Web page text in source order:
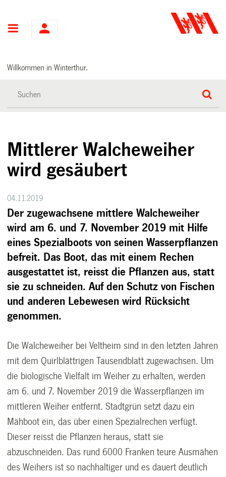
Hauptnavigation
Willkommen in Winterthur.
Mittlerer Walcheweiher
wird gesäubert
04.11.2019
Der zugewachsene mittlere Walcheweiher
wird am 6. und 7. November 2019 mit Hilfe
eines Spezialboots von seinen Wasserpflanzen
befreit. Das Boot, das mit einem Rechen
ausgestattet ist, reisst die Pflanzen aus, statt
sie zu schneiden. Auf den Schutz von Fischen
und anderen Lebewesen wird Rücksicht
genommen.
Die Walcheweiher bei Veltheim sind in den letzten Jahren
mit dem Quirlblättrigen Tausendblatt zugewachsen. Um
die biologische Vielfalt im Weiher zu erhalten, werden
am 6. und 7. November 2019 die Wasserpflanzen im
mittleren Weiher entfernt. Stadtgrün setzt dazu ein
Mähboot ein, das über einen Spezialrechen verfügt.
Dieser reisst die Pflanzen heraus, statt sie
abzuschneiden. Das rund 6000 Franken teure Ausmähen
des Weihers ist so nachhaltiger und es dauert deutlich